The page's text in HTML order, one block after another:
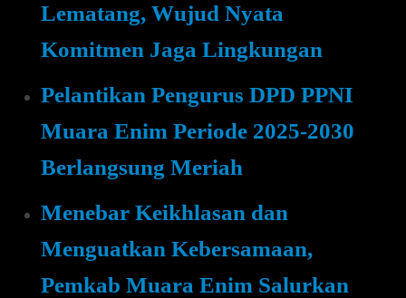
Lematang, Wujud Nyata
Komitmen Jaga Lingkungan
Pelantikan Pengurus DPD PPNI
Muara Enim Periode 2025-2030
Berlangsung Meriah
Menebar Keikhlasan dan
Menguatkan Kebersamaan,
Pemkab Muara Enim Salurkan